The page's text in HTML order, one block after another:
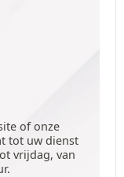
of onze
tot uw dienst
vrijdag, van